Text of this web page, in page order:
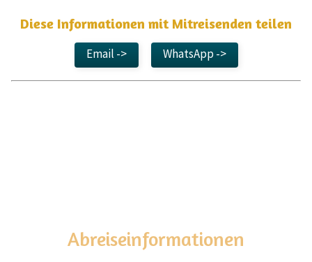
Diese Informationen mit Mitreisenden teilen
Email -> WhatsApp ->
Abreiseinformationen